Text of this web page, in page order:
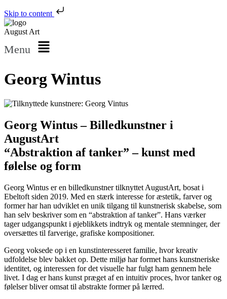
Skip to content
August Art
Menu
Georg Wintus
Georg Wintus – Billedkunstner i
AugustArt
“Abstraktion af tanker” – kunst med
følelse og form
Georg Wintus er en billedkunstner tilknyttet AugustArt, bosat i
Ebeltoft siden 2019. Med en stærk interesse for æstetik, farver og
former har han udviklet en unik tilgang til kunstnerisk skabelse, som
han selv beskriver som en “abstraktion af tanker”. Hans værker
tager udgangspunkt i øjeblikkets indtryk og mentale stemninger, der
oversættes til farverige, grafiske kompositioner.
Georg voksede op i en kunstinteresseret familie, hvor kreativ
udfoldelse blev bakket op. Dette miljø har formet hans kunstneriske
identitet, og interessen for det visuelle har fulgt ham gennem hele
livet. I dag er hans kunst præget af en intuitiv proces, hvor tanker og
følelser bliver omsat til abstrakte former på lærred.